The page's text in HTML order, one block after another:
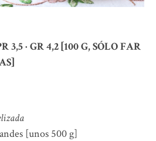
3,5 · GR 4,2 [100 G, SÓLO FAR
[unos 500 g]